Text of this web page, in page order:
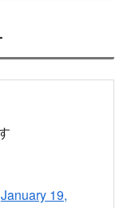
January 19,